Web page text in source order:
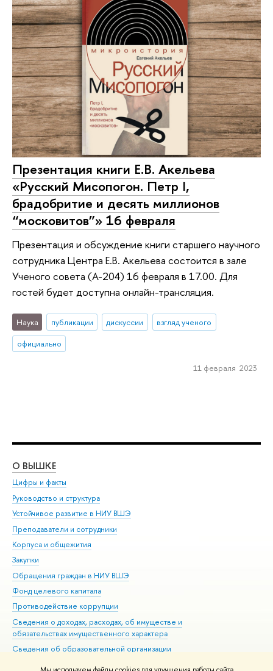
Презентация книги Е.В. Акельева
«Русский Мисопогон. Петр I,
брадобритие и десять миллионов
“московитов”» 16 февраля
Презентация и обсуждение книги старшего научного
сотрудника Центра Е.В. Акельева состоится в зале
Ученого совета (А-204) 16 февраля в 17.00. Для
гостей будет доступна онлайн-трансляция.
Наука публикации дискуссии
взгляд ученого
официально
11 февраля 2023
О ВЫШКЕ
Цифры и факты
Руководство и структура
Устойчивое развитие в НИУ ВШЭ
Преподаватели и сотрудники
Корпуса и общежития
Закупки
Обращения граждан в НИУ ВШЭ
Фонд целевого капитала
Противодействие коррупции
Сведения о доходах, расходах, об имуществе и
обязательствах имущественного характера
Сведения об образовательной организации
Людям с ограниченными возможностями здоровья